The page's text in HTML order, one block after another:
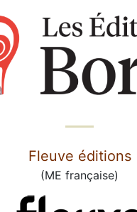
Fleuve éditions
(ME française)